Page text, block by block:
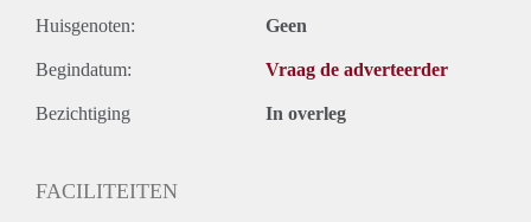
Huisgenoten: Geen
Begindatum: Vraag de adverteerder
Bezichtiging In overleg
FACILITEITEN